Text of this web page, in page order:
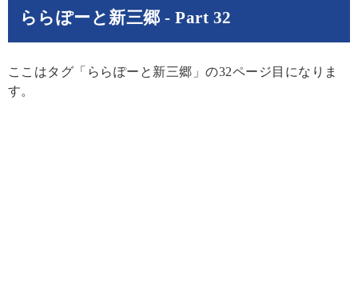
ららぽーと新三郷 - Part 32
ここはタグ「ららぽーと新三郷」の32ページ目になりま
す。